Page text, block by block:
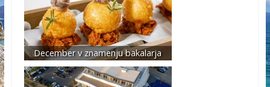
December v znamenju bakalarja